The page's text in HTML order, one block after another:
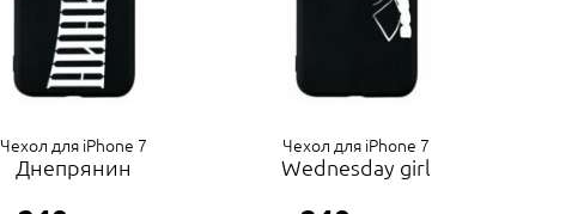
Чехол для iPhone 7
Днепрянин
Чехол для iPhone 7
Wednesday girl